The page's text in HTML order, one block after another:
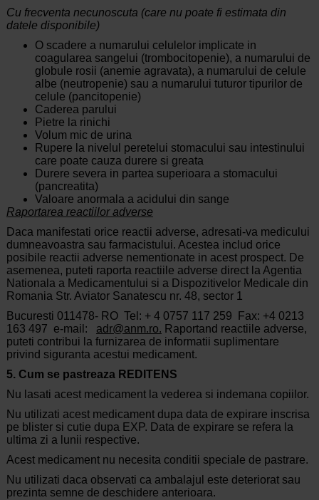
Cu frecventa necunoscuta (care nu poate fi estimata din
datele disponibile)
O scadere a numarului celulelor implicate in
coagularea sangelui (trombocitopenie), a numarului de
globule rosii (anemie agravata), a numarului de celule
albe (neutropenie) sau a numarului tuturor tipurilor de
celule (pancitopenie)
Caderea parului
Pietre la rinichi
Volum mic de urina
Rupere la nivelul peretelui stomacului sau intestinului
care poate cauza durere si greata
Durere severa in partea superioara a stomacului
(pancreatita)
Valoare anormala a acidului din sange
Raportarea reactiilor adverse
Daca manifestati orice reactii adverse, adresati-va medicului
dumneavoastra sau farmacistului. Acestea includ orice
posibile reactii adverse nementionate in acest prospect. De
asemenea, puteti raporta reactiile adverse direct la Agentia
Nationala a Medicamentului si a Dispozitivelor Medicale din
Romania Str. Aviator Sanatescu nr. 48, sector 1
Bucuresti 011478- RO Tel: + 4 0757 117 259 Fax: +4 0213
163 497 e-mail: adr@anm.ro. Raportand reactiile adverse,
puteti contribui la furnizarea de informatii suplimentare
privind siguranta acestui medicament.
5. Cum se pastreaza REDITENS
Nu lasati acest medicament la vederea si indemana copiilor.
Nu utilizati acest medicament dupa data de expirare inscrisa
pe blister si cutie dupa EXP. Data de expirare se refera la
ultima zi a lunii respective.
Acest medicament nu necesita conditii speciale de pastrare.
Nu utilizati daca observati ca ambalajul este deteriorat sau
prezinta semne de deschidere anterioara.